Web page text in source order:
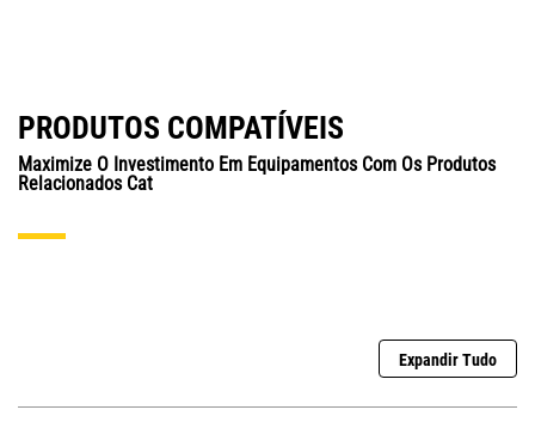
PRODUTOS COMPATÍVEIS
Maximize O Investimento Em Equipamentos Com Os Produtos
Relacionados Cat
Expandir Tudo